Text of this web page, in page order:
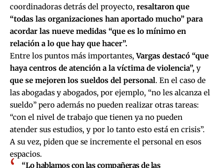
coordinadoras detrás del proyecto, resaltaron que
“todas las organizaciones han aportado mucho” para
acordar las nueve medidas “que es lo mínimo en
relación a lo que hay que hacer”.
Entre los puntos más importantes,Vargas destacó “que
haya centros de atención a la víctima de violencia”, y
que se mejoren los sueldos del personal. En el caso de
las abogadas y abogados, por ejemplo, “no les alcanza el
sueldo” pero además no pueden realizar otras tareas:
“con el nivel de trabajo que tienen ya no pueden
atender sus estudios, y por lo tanto esto está en crisis”.
A su vez, piden que se incremente el personal en esos
espacios.
“Lo hablamos con las compañeras de las